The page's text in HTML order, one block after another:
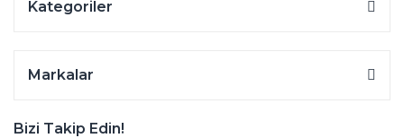
Kategoriler
Markalar
Bizi Takip Edin!